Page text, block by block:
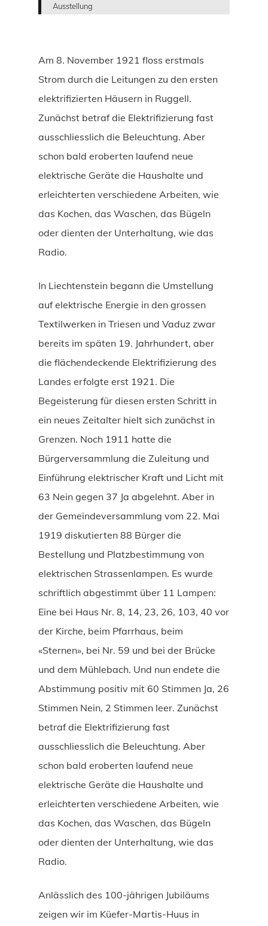
Ausstellung
Am 8. November 1921 floss erstmals
Strom durch die Leitungen zu den ersten
elektrifizierten Häusern in Ruggell.
Zunächst betraf die Elektrifizierung fast
ausschliesslich die Beleuchtung. Aber
schon bald eroberten laufend neue
elektrische Geräte die Haushalte und
erleichterten verschiedene Arbeiten, wie
das Kochen, das Waschen, das Bügeln
oder dienten der Unterhaltung, wie das
Radio.
In Liechtenstein begann die Umstellung
auf elektrische Energie in den grossen
Textilwerken in Triesen und Vaduz zwar
bereits im späten 19. Jahrhundert, aber
die flächendeckende Elektrifizierung des
Landes erfolgte erst 1921. Die
Begeisterung für diesen ersten Schritt in
ein neues Zeitalter hielt sich zunächst in
Grenzen. Noch 1911 hatte die
Bürgerversammlung die Zuleitung und
Einführung elektrischer Kraft und Licht mit
63 Nein gegen 37 Ja abgelehnt. Aber in
der Gemeindeversammlung vom 22. Mai
1919 diskutierten 88 Bürger die
Bestellung und Platzbestimmung von
elektrischen Strassenlampen. Es wurde
schriftlich abgestimmt über 11 Lampen:
Eine bei Haus Nr. 8, 14, 23, 26, 103, 40 vor
der Kirche, beim Pfarrhaus, beim
«Sternen», bei Nr. 59 und bei der Brücke
und dem Mühlebach. Und nun endete die
Abstimmung positiv mit 60 Stimmen Ja, 26
Stimmen Nein, 2 Stimmen leer. Zunächst
betraf die Elektrifizierung fast
ausschliesslich die Beleuchtung. Aber
schon bald eroberten laufend neue
elektrische Geräte die Haushalte und
erleichterten verschiedene Arbeiten, wie
das Kochen, das Waschen, das Bügeln
oder dienten der Unterhaltung, wie das
Radio.
Anlässlich des 100-jährigen Jubiläums
zeigen wir im Küefer-Martis-Huus in